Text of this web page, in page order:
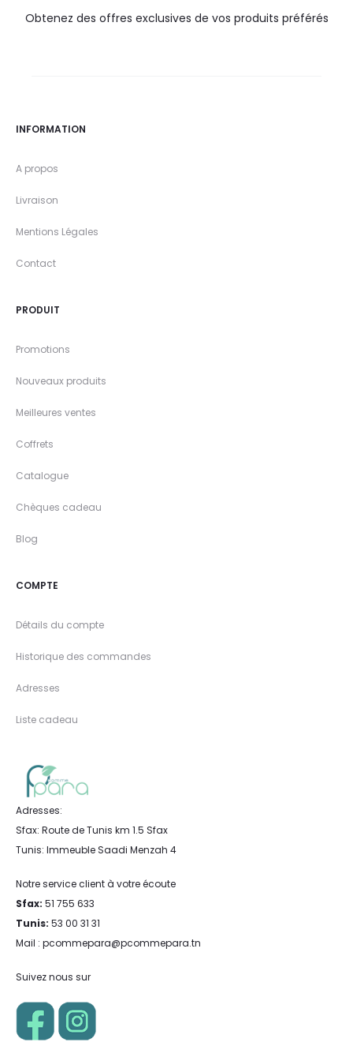
Obtenez des offres exclusives de vos produits préférés
INFORMATION
A propos
Livraison
Mentions Légales
Contact
PRODUIT
Promotions
Nouveaux produits
Meilleures ventes
Coffrets
Catalogue
Chèques cadeau
Blog
COMPTE
Détails du compte
Historique des commandes
Adresses
Liste cadeau
Adresses:
Sfax: Route de Tunis km 1.5 Sfax
Tunis: Immeuble Saadi Menzah 4
Notre service client à votre écoute
Sfax: 51 755 633
Tunis: 53 00 31 31
Mail : pcommepara@pcommepara.tn
Suivez nous sur